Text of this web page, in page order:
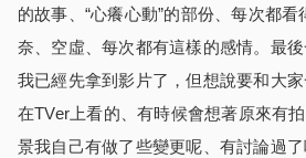
的故事、“心癢心動”的部份、每次都
奈、空虛、每次都有這樣的感情。最
我已經先拿到影片了，但想說要和大
在TVer上看的、有時候會想著原來有
景我自己有做了些變更呢、有討論過